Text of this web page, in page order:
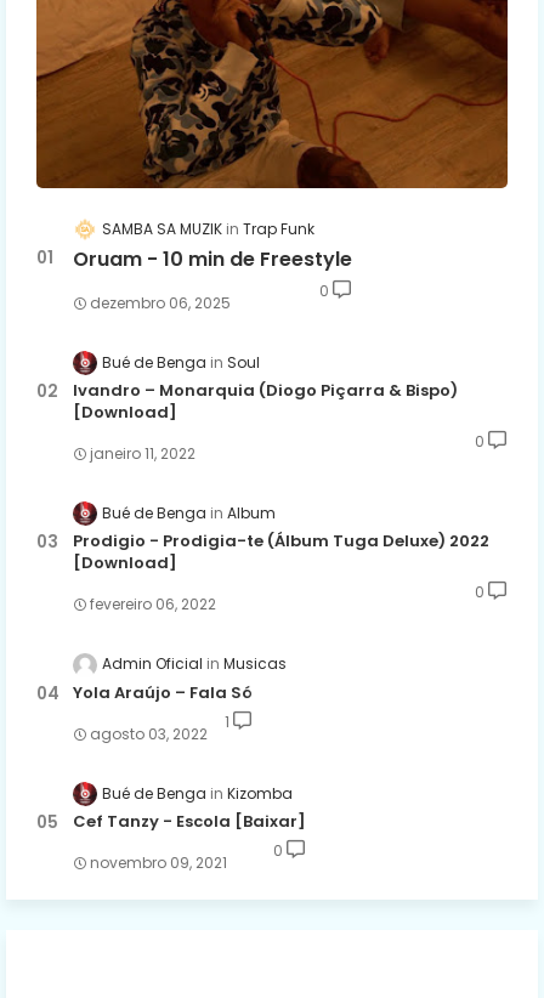
SAMBA SA MUZIK Trap Funk
Oruam - 10 min de Freestyle
dezembro 06, 2025
0
Bué de Benga Soul
Ivandro – Monarquia (Diogo Piçarra & Bispo)
[Download]
janeiro 11, 2022
0
Bué de Benga Album
Prodigio - Prodigia-te (Álbum Tuga Deluxe) 2022
[Download]
fevereiro 06, 2022
0
Admin Oficial Musicas
Yola Araújo – Fala Só
agosto 03, 2022
1
Bué de Benga Kizomba
Cef Tanzy - Escola [Baixar]
novembro 09, 2021
0